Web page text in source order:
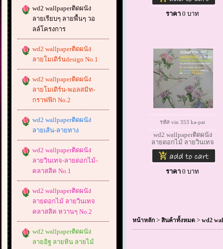
wd2 wallpaperติดผนัง
ลายเรียบๆ ลายพื้นๆ วอ
ลล์โครงการ
wd2 wallpaperติดผนัง
ลายโมเดิร์นdesign No.1
wd2 wallpaperติดผนัง
ลายโมเดิร์น-พอลสมิท-
กราฟฟิก No.2
wd2 wallpaperติดผนัง
ลายเส้น-ลายทาง
wd2 wallpaperติดผนัง
ลายวินเทจ-ลายดอกไม้-
คลาสสิค No.1
wd2 wallpaperติดผนัง
ลายดอกไม้ ลายวินเทจ
คลาสสิค หวานๆ No.2
wd2 wallpaperติดผนัง
ลายอิฐ ลายหิน ลายไม้
ราคา 0 บาท
รหัส vin 353 ka-pat
wd2 wallpaperติดผนัง
ลายดอกไม้ ลายวินเทจ
ราคา 0 บาท
หน้าหลัก > สินค้าทั้งหมด > wd2